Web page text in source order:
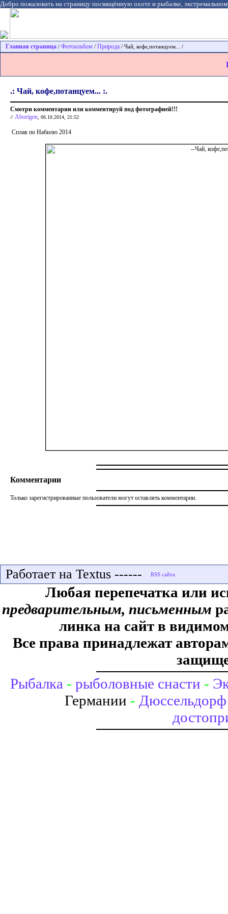
Добро пожаловать на страницу посвящённую охоте и рыбалке,
Главная страница / Фотоальбом / Природа / Чай, кофе,потанцуем... /
.: Чай, кофе,потанцуем... :.
Смотри комментарии или комментируй под фотографией!!!
// Aborigen , 06.10.2014, 21:52
Сплав по Набилю 2014
Комментарии
Только зарегистрированные пользователи могут оставлять комментарии.
Работает на Textus ------
Любая перепечатка или
предварительным, письменным
линка на сайт в
Все права принадлежат
Рыбалка - рыболовные снасти -
Германии - Дюссельдорф